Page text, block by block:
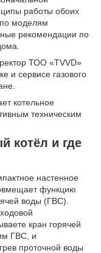
работы обоих
моделям
рекомендации по
ТОО «TVVD»
и сервисе газового
котельное
техническим
котёл и где
настенное
функцию
воды (ГВС).
кран горячей
ГВС, и
проточной воды